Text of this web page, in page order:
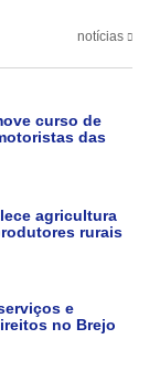
notícias
curso de
das
agricultura
rurais
e
no Brejo